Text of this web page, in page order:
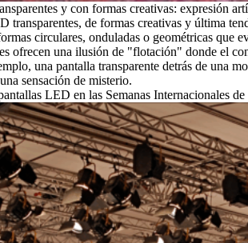
y con formas creativas: expresión
transparentes, de formas creativas y última
circulares, onduladas o geométricas que
ofrecen una ilusión de "flotación" donde el
una pantalla transparente detrás de una
sensación de misterio.
LED en las Semanas Internacionales